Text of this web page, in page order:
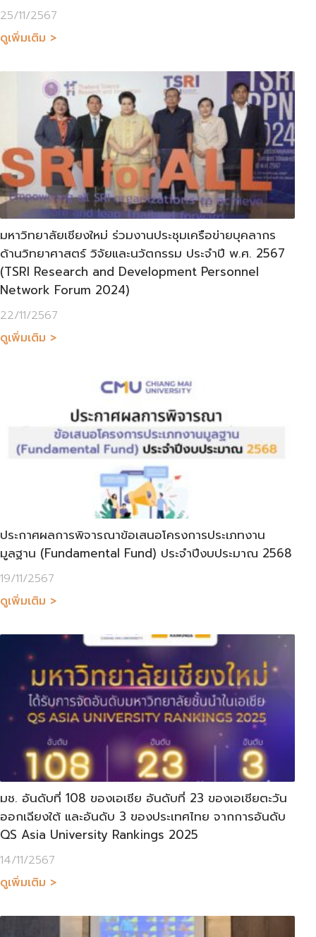
25/11/2567
ดูเพิ่มเติม >
มหาวิทยาลัยเชียงใหม่ ร่วมงานประชุมเครือข่ายบุคลากร
ด้านวิทยาศาสตร์ วิจัยและนวัตกรรม ประจำปี พ.ศ. 2567
(TSRI Research and Development Personnel
Network Forum 2024)
22/11/2567
ดูเพิ่มเติม >
ประกาศผลการพิจารณาข้อเสนอโครงการประเภทงาน
มูลฐาน (Fundamental Fund) ประจำปีงบประมาณ 2568
19/11/2567
ดูเพิ่มเติม >
มช. อันดับที่ 108 ของเอเชีย อันดับที่ 23 ของเอเชียตะวัน
ออกเฉียงใต้ และอันดับ 3 ของประเทศไทย จากการอันดับ
QS Asia University Rankings 2025
14/11/2567
ดูเพิ่มเติม >